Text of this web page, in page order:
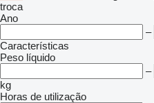
troca
Ano
–
Características
Peso líquido
–
kg
Horas de utilização